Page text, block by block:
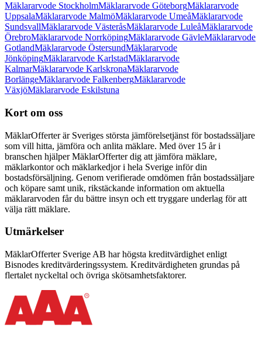
Mäklararvode StockholmMäklararvode GöteborgMäklararvode
UppsalaMäklararvode MalmöMäklararvode UmeåMäklararvode
SundsvallMäklararvode VästeråsMäklararvode LuleåMäklararvode
ÖrebroMäklararvode NorrköpingMäklararvode GävleMäklararvode
GotlandMäklararvode ÖstersundMäklararvode
JönköpingMäklararvode KarlstadMäklararvode
KalmarMäklararvode KarlskronaMäklararvode
BorlängeMäklararvode FalkenbergMäklararvode
VäxjöMäklararvode Eskilstuna
Kort om oss
MäklarOfferter är Sveriges största jämförelsetjänst för bostadssäljare
som vill hitta, jämföra och anlita mäklare. Med över 15 år i
branschen hjälper MäklarOfferter dig att jämföra mäklare,
mäklarkontor och mäklarkedjor i hela Sverige inför din
bostadsförsäljning. Genom verifierade omdömen från bostadssäljare
och köpare samt unik, rikstäckande information om aktuella
mäklararvoden får du bättre insyn och ett tryggare underlag för att
välja rätt mäklare.
Utmärkelser
MäklarOfferter Sverige AB har högsta kreditvärdighet enligt
Bisnodes kreditvärderingssystem. Kreditvärdigheten grundas på
flertalet nyckeltal och övriga skötsamhetsfaktorer.